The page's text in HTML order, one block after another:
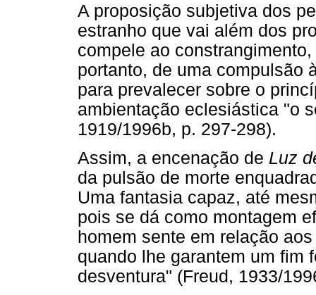
A proposição subjetiva dos
estranho que vai além dos
compele ao
portanto, de uma compulsão
para prevalecer sobre o
ambientação eclesiástica "o
1919/1996b, p. 297-298).
Assim, a encenação de Luz
da pulsão de morte
Uma fantasia capaz, até
pois se dá como montagem
homem sente em relação
quando lhe garantem um fim
desventura" (Freud, 1933/